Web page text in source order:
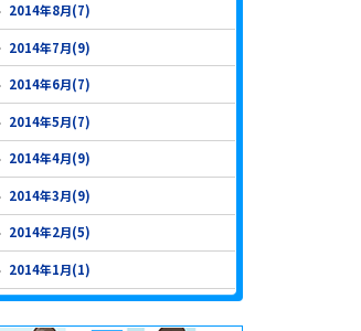
2014年8月(7)
2014年7月(9)
2014年6月(7)
2014年5月(7)
2014年4月(9)
2014年3月(9)
2014年2月(5)
2014年1月(1)